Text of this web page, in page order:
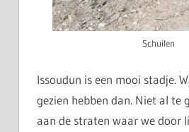
Schuilen
Issoudun is een mooi stadje.
gezien hebben dan. Niet al te
aan de straten waar we door